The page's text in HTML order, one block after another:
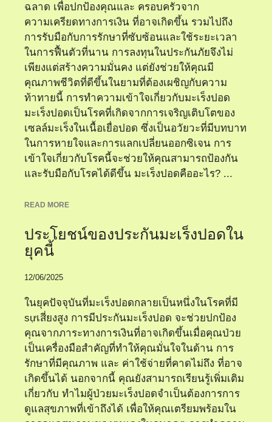
ฉลาด เพื่อปกป้องคุณและ ครอบครัวจาก
ความเครียดทางการเงิน ที่อาจเกิดขึ้น รวมไปถึง
การรับมือกับการรักษาที่ซับซ้อนและใช้ระยะเวลา
ในการฟื้นตัวที่นาน การลงทุนในประกันภัยจึงไม่
เพียงแต่สร้างความมั่นคง แต่ยังช่วยให้คุณมี
คุณภาพชีวิตที่ดีขึ้นในยามที่ต้องเผชิญกับความ
ท้าทายนี้ การทำความเข้าใจเกี่ยวกับมะเร็งปอด
มะเร็งปอดเป็นโรคที่เกิดจากการเจริญเติบโตของ
เซลล์มะเร็งในเนื้อเยื่อปอด ซึ่งเป็นอวัยวะที่มีบทบาท
ในการหายใจและการแลกเปลี่ยนออกซิเจน การ
เข้าใจเกี่ยวกับโรคนี้จะช่วยให้คุณสามารถป้องกัน
และรับมือกับโรคได้ดีขึ้น มะเร็งปอดคืออะไร? ...
READ MORE
ประโยชน์ของประกันมะเร็งปอดใน
ยุคนี้
12/06/2025
ในยุคปัจจุบันที่มะเร็งปอดกลายเป็นหนึ่งในโรคที่มี
sựเสี่ยงสูง การมีประกันมะเร็งปอด จะช่วยปกป้อง
คุณจากภาระทางการเงินที่อาจเกิดขึ้นเมื่อคุณป่วย
เป็นเครื่องมือสำคัญที่ทำให้คุณมั่นใจในด้าน การ
รักษาที่มีคุณภาพ และ ค่าใช้จ่ายที่คาดไม่ถึง ที่อาจ
เกิดขึ้นได้ นอกจากนี้ คุณยังสามารถเรียนรู้เพิ่มเติม
เกี่ยวกับ ทำไมผู้ป่วยมะเร็งปอดจำเป็นต้องการการ
ดูแลสุขภาพที่เข้าถึงได้ เพื่อให้คุณเตรียมพร้อมใน